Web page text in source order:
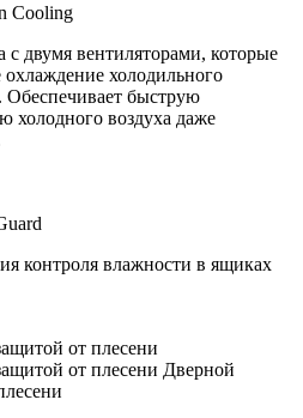
Cooling
двумя вентиляторами, которые
холодильного
Обеспечивает быструю
холодного воздуха даже
контроля влажности в ящиках
Дверной